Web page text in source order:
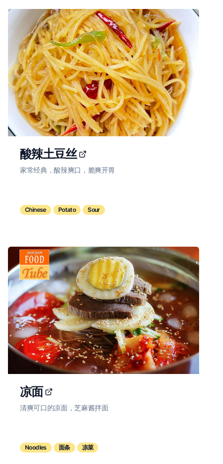
酸辣土豆丝
家常经典，酸辣爽口，脆爽开胃
Chinese Potato Sour
凉面
清爽可口的凉面，芝麻酱拌面
Noodles 面条 凉菜